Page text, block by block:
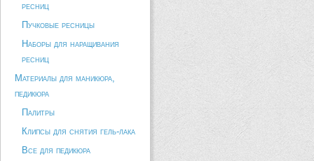
ресниц
Пучковые ресницы
Наборы для наращивания
ресниц
Материалы для маникюра,
педикюра
Палитры
Клипсы для снятия гель-лака
Все для педикюра